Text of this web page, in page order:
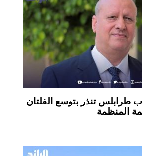
طرابلس تنذر بتوسع الفلتان
المنظمة